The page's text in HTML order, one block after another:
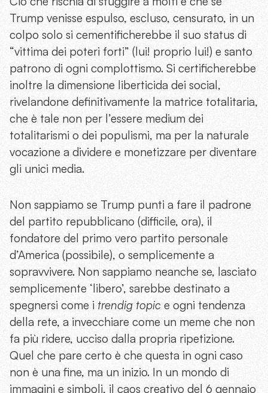
Trump venisse espulso, escluso, censurato, in un
colpo solo si cementificherebbe il suo status di
“vittima dei poteri forti” (lui! proprio lui!) e santo
patrono di ogni complottismo. Si certificherebbe
inoltre la dimensione liberticida dei social,
rivelandone definitivamente la matrice totalitaria,
che è tale non per l’essere medium dei
totalitarismi o dei populismi, ma per la naturale
vocazione a dividere e monetizzare per diventare
gli unici media.
Non sappiamo se Trump punti a fare il padrone
del partito repubblicano (difficile, ora), il
fondatore del primo vero partito personale
d’America (possibile), o semplicemente a
sopravvivere. Non sappiamo neanche se, lasciato
semplicemente ‘libero’, sarebbe destinato a
spegnersi come i trendig topic e ogni tendenza
della rete, a invecchiare come un meme che non
fa più ridere, ucciso dalla propria ripetizione.
Quel che pare certo è che questa in ogni caso
non è una fine, ma un inizio. In un mondo di
immagini e simboli, il caos creativo del 6 gennaio